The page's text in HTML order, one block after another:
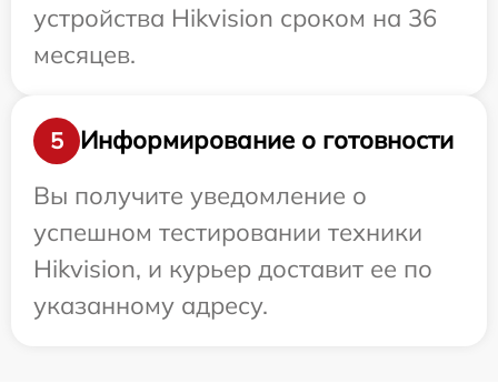
устройства Hikvision сроком на 36
месяцев.
5
Информирование о готовности
Вы получите уведомление о
успешном тестировании техники
Hikvision, и курьер доставит ее по
указанному адресу.